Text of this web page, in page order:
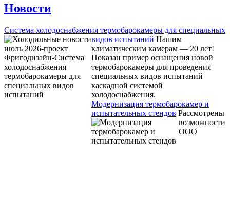
Новости
Система холодоснабжения термобарокамеры для специальных
видов испытаний Нашим
климатическим камерам — 20 лет!
Показан пример оснащения новой
термобарокамеры для проведения
специальных видов испытаний
каскадной системой
холодоснабжения.
Модернизация термобарокамер и
испытательных стендов Рассмотрены
возможности
ООО